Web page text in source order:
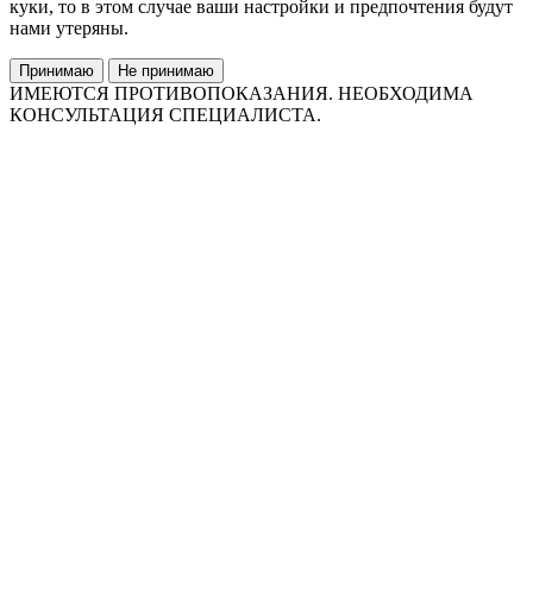
куки, то в этом случае ваши настройки и предпочтения будут
нами утеряны.
Принимаю Не принимаю
ИМЕЮТСЯ ПРОТИВОПОКАЗАНИЯ. НЕОБХОДИМА
КОНСУЛЬТАЦИЯ СПЕЦИАЛИСТА.